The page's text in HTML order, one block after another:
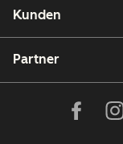
Kunden
Partner